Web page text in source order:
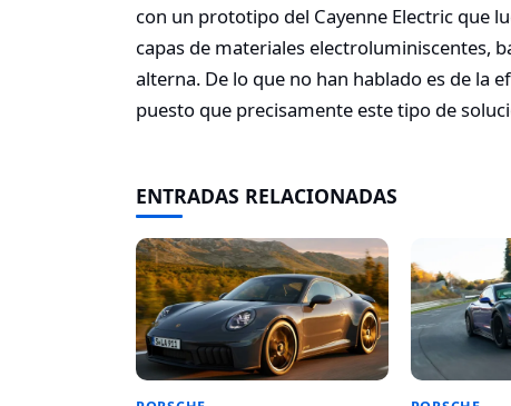
con un prototipo del Cayenne Electric que
capas de materiales electroluminiscentes,
alterna. De lo que no han hablado es de la
puesto que precisamente este tipo de
ENTRADAS RELACIONADAS